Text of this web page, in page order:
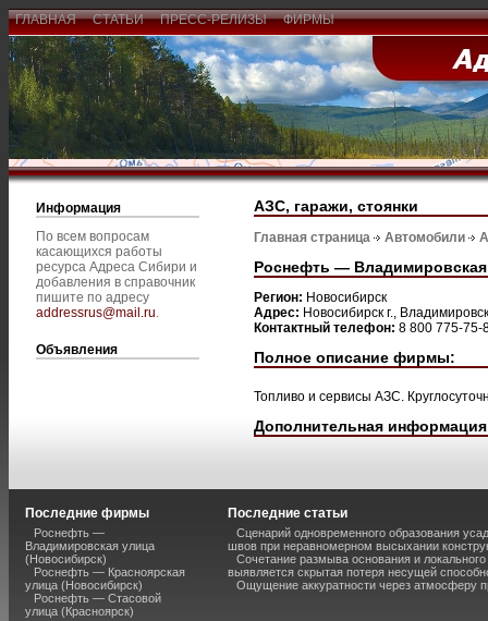
ГЛАВНАЯ СТАТЬИ ПРЕСС-РЕЛИЗЫ ФИРМЫ
Информация
По всем вопросам
касающихся работы
ресурса Адреса Сибири и
добавления в справочник
пишите по адресу
addressrus@mail.ru.
Объявления
АЗС, гаражи, стоянки
Главная страница Автомобили
Роснефть —
Регион: Новосибирск
Адрес: Новосибирск г.,
Контактный телефон: 8 800 775-75-
Полное описание фирмы:
Топливо и сервисы АЗС.
Дополнительная информация
Последние фирмы
Роснефть —
Владимировская улица
(Новосибирск)
Роснефть — Красноярская
улица (Новосибирск)
Роснефть — Стасовой
улица (Красноярск)
Последние статьи
Сценарий одновременного образования
швов при неравномерном высыхании
Сочетание размыва основания и
выявляется скрытая потеря несущей
Ощущение аккуратности через атмосферу